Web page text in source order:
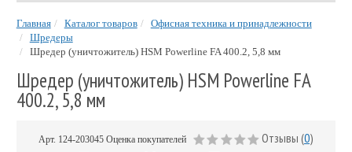
Главная Каталог товаров
Офисная техника и принадлежности
Шредеры
Шредер (уничтожитель) HSM Powerline FA 400.2, 5,8 мм
Шредер (уничтожитель) HSM Powerline FA
400.2, 5,8 мм
Арт. 124-203045 Оценка покупателей Отзывы (0)